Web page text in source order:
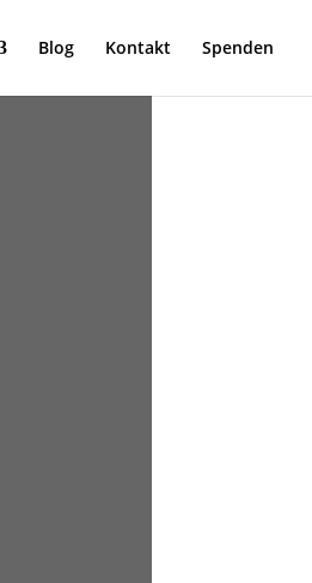
Blog Kontakt Spenden